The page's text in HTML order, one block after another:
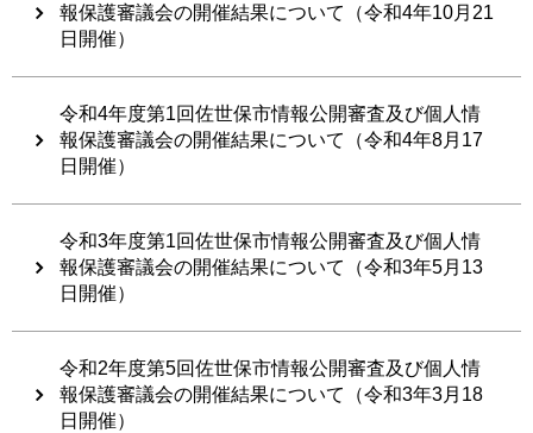
報保護審議会の開催結果について（令和4年10月21
日開催）
令和4年度第1回佐世保市情報公開審査及び個人情
報保護審議会の開催結果について（令和4年8月17
日開催）
令和3年度第1回佐世保市情報公開審査及び個人情
報保護審議会の開催結果について（令和3年5月13
日開催）
令和2年度第5回佐世保市情報公開審査及び個人情
報保護審議会の開催結果について（令和3年3月18
日開催）